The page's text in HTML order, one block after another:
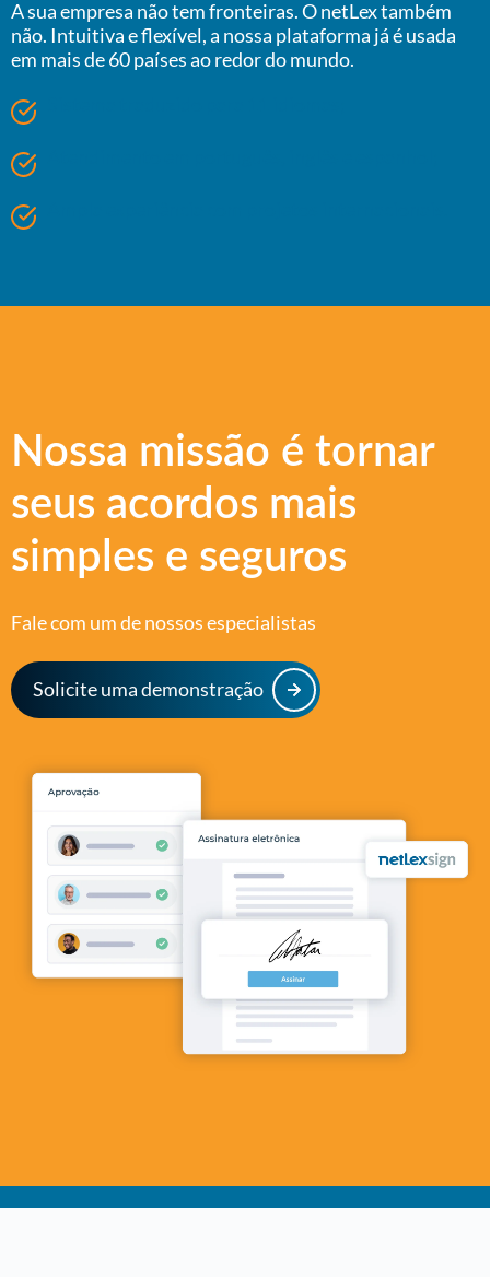
A sua empresa não tem fronteiras. O netLex também
não. Intuitiva e flexível, a nossa plataforma já é usada
em mais de 60 países ao redor do mundo.
Nossa missão é tornar
seus acordos mais
simples e seguros
Fale com um de nossos especialistas
Solicite uma demonstração